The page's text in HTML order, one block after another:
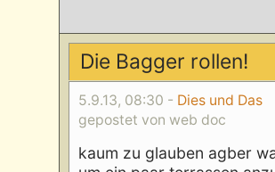
Die Bagger rollen!
5.9.13, 08:30 - Dies und Das
gepostet von web doc
kaum zu glauben agber